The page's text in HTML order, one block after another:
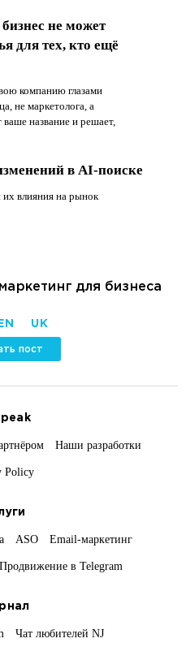
не может
для тех, кто ещё
компанию глазами
не маркетолога, а
название и решает,
в AI-поиске
влияния на рынок
для бизнеса
UK
пост
Наши разработки
Policy
ASO Email-маркетинг
Продвижение в Telegram
Чат любителей NJ